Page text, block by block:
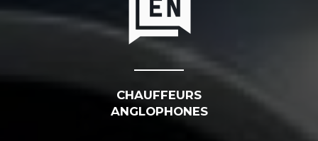
CHAUFFEURS
ANGLOPHONES